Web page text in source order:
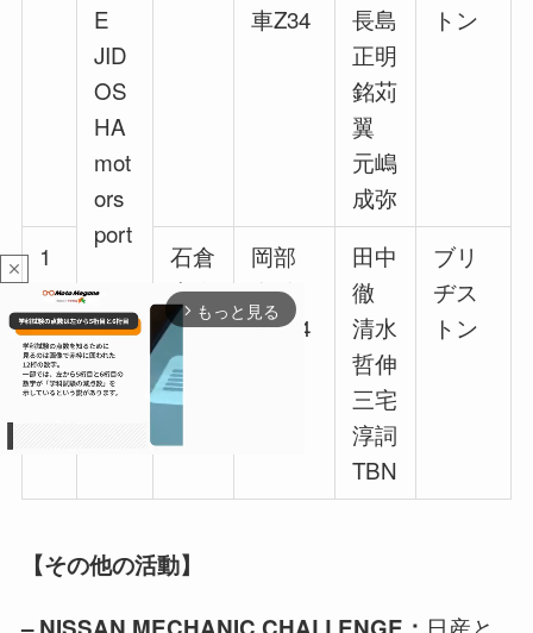
E
JID
OS
HA
mot
ors
port
車Z34
長島
正明
銘苅
翼
元嶋
成弥
トン
1
6
石倉
尚寿
岡部
自動
車Z34
田中
徹
清水
哲伸
三宅
淳詞
TBN
ブリ
ヂス
トン
【その他の活動】
日産と
close
arrow_forward_ios もっと見る